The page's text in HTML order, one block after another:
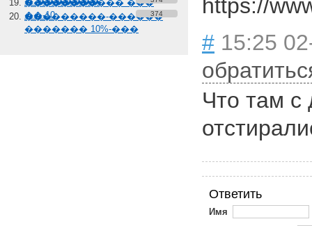
����������� ���
��-10
���������-������
������� 10%-���
374
https://
# 15:25
Что там с
Ответить
Имя